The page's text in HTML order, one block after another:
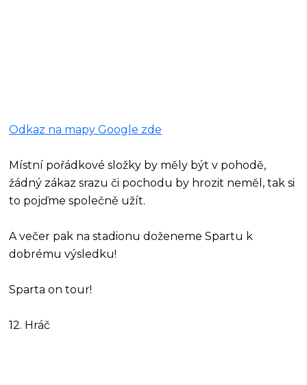
Odkaz na mapy Google zde
Místní pořádkové složky by měly být v pohodě,
žádný zákaz srazu či pochodu by hrozit neměl, tak si
to pojďme společně užít.
A večer pak na stadionu doženeme Spartu k
dobrému výsledku!
Sparta on tour!
12. Hráč